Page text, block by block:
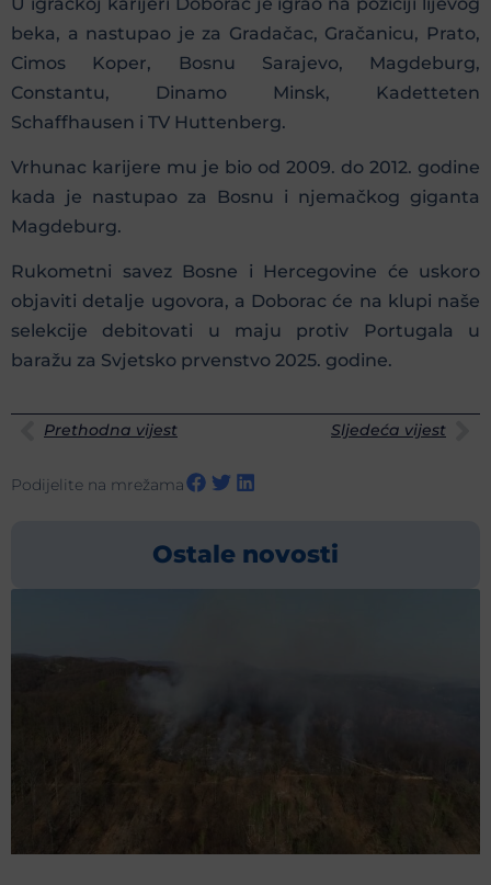
beka, a nastupao je za Gradačac, Gračanicu, Prato,
Cimos Koper, Bosnu Sarajevo, Magdeburg,
Constantu, Dinamo Minsk, Kadetteten
Schaffhausen i TV Huttenberg.
Vrhunac karijere mu je bio od 2009. do 2012. godine
kada je nastupao za Bosnu i njemačkog giganta
Magdeburg.
Rukometni savez Bosne i Hercegovine će uskoro
objaviti detalje ugovora, a Doborac će na klupi naše
selekcije debitovati u maju protiv Portugala u
baražu za Svjetsko prvenstvo 2025. godine.
Prethodna vijest Sljedeća vijest
Podijelite na mrežama
Ostale novosti